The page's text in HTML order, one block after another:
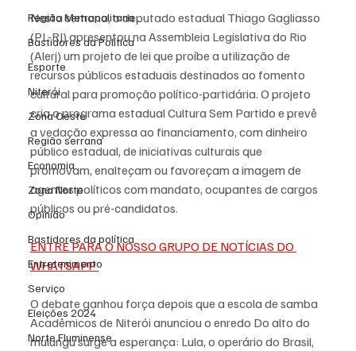
Região Metropolitana
Bastidores da Política
Esporte
Niterói
Zona Oeste
Região serrana
Economia
Zona Norte
Opinião
Bastidores da política
Entretenimento
Serviço
Eleições 2024
Norte Fluminense
Nesta semana, o deputado estadual Thiago Gagliasso
(PL-RJ) apresentou na Assembleia Legislativa do Rio
(Alerj) um projeto de lei que proíbe a utilização de
recursos públicos estaduais destinados ao fomento
cultural para promoção político-partidária. O projeto
cria o programa estadual Cultura Sem Partido e prevê
a vedação expressa ao financiamento, com dinheiro
público estadual, de iniciativas culturais que
promovam, enalteçam ou favoreçam a imagem de
agentes políticos com mandato, ocupantes de cargos
públicos ou pré-candidatos.
ENTRE PARA O NOSSO GRUPO DE NOTÍCIAS DO
WHATSAPP
O debate ganhou força depois que a escola de samba
Acadêmicos de Niterói anunciou o enredo Do alto do
mulungu surge a esperança: Lula, o operário do Brasil,